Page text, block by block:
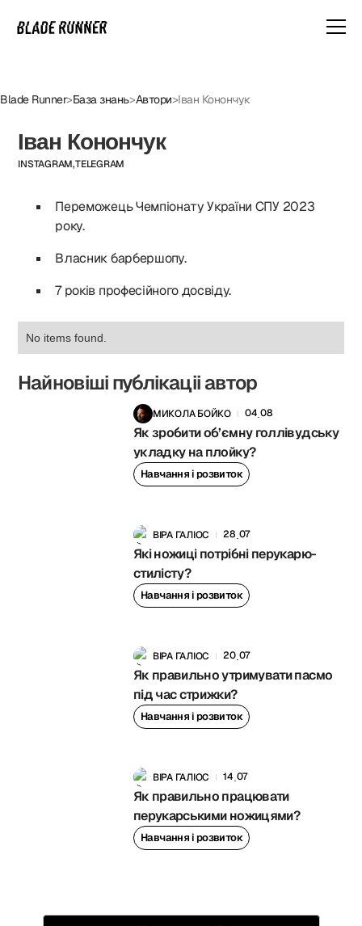
Blade Runner>База знань>Автори>Іван Конончук
Іван Конончук
INSTAGRAM,TELEGRAM
Переможець Чемпіонату України СПУ 2023
року.
Власник барбершопу.
7 років професійного досвіду.
No items found.
Найновіші публікаціі автор
МИКОЛА БОЙКО 04 .08
Як зробити об’ємну голлівудську
укладку на плойку?
Навчання і розвиток
ВІРА ГАЛІОС 28 07
Які ножиці потрібні перукарю-
стилісту?
Навчання і розвиток
ВІРА ГАЛІОС 20. 07
Як правильно утримувати пасмо
під час стрижки?
Навчання і розвиток
ВІРА ГАЛІОС 14 07
Як правильно працювати
перукарськими ножицями?
Навчання і розвиток